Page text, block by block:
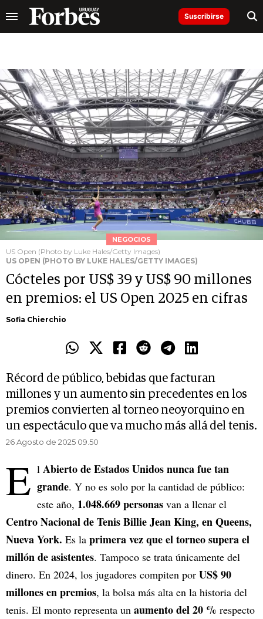
Suscribirse
NEGOCIOS
US Open (Photo by Luke Hales/Getty Images)
US OPEN (PHOTO BY LUKE HALES/GETTY IMAGES)
Cócteles por US$ 39 y US$ 90 millones
en premios: el US Open 2025 en cifras
Sofia Chierchio
Récord de público, bebidas que facturan
millones y un aumento sin precedentes en los
premios convierten al torneo neoyorquino en
un espectáculo que va mucho más allá del tenis.
26 Agosto de 2025 09.50
E l Abierto de Estados Unidosnunca fue tan
grande. Y no es solo por la cantidad de público:
este año, 1.048.669 personas van a llenar el
Centro Nacional de Tenis Billie Jean King, en Queens,
Nueva York. Es la primera vez que el torneo supera el
millón de asistentes. Tampoco se trata únicamente del
dinero. En 2024, los jugadores compiten por US$ 90
millones en premios, la bolsa más alta en la historia del
tenis. El monto representa un aumento del 20 % respecto